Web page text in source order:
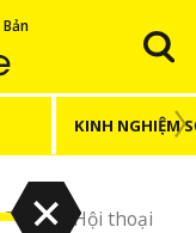
KINH NGHIỆM
/ Hội thoại